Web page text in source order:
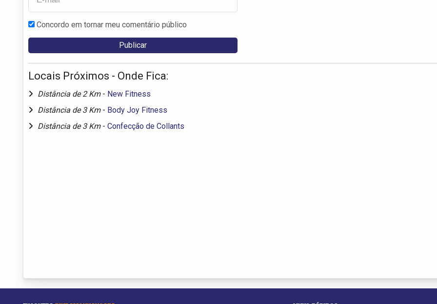
Concordo em tornar meu comentário público
Locais Próximos - Onde Fica:
Distância de 2 Km - New Fitness
Distância de 3 Km - Body Joy Fitness
Distância de 3 Km - Confecção de Collants